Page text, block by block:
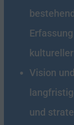
Vision
und